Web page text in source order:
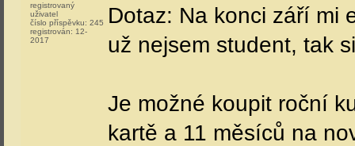
registrovaný
uživatel
číslo příspěvku: 245
registrován: 12-
2017
Dotaz: Na konci září mi
už nejsem student, tak
Je možné koupit roční
kartě a 11 měsíců na